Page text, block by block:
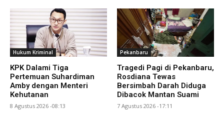
Hukum Kriminal
KPK Dalami Tiga
Pertemuan Suhardiman
Amby dengan Menteri
Kehutanan
8 Agustus 2026 -08:13
Pekanbaru
Tragedi Pagi di Pekanbaru,
Rosdiana Tewas
Bersimbah Darah Diduga
Dibacok Mantan Suami
7 Agustus 2026 -17:11